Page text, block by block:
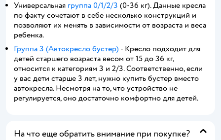
Универсальная группа 0/1/2/3 (0-36 кг). Данные кресла
по факту сочетают в себе несколько конструкций и
позволяют их менять в зависимости от возраста и веса
ребенка.
Группа 3 (Автокресло бустер) - Кресло подходит для
детей старшего возраста весом от 15 до 36 кг,
относится к категориям 3 и 2/3. Соответственно, если
у вас дети старше 3 лет, нужно купить бустер вместо
автокресла. Несмотря на то, что устройство не
регулируется, оно достаточно комфортно для детей.
На что еще обратить внимание при покупке?